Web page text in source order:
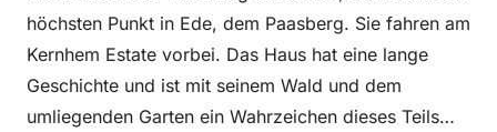
höchsten Punkt in Ede, dem Paasberg. Sie fahren am
Kernhem Estate vorbei. Das Haus hat eine lange
Geschichte und ist mit seinem Wald und dem
umliegenden Garten ein Wahrzeichen dieses Teils